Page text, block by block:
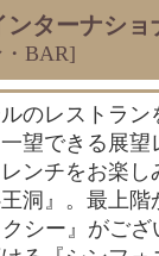
ンターナショ
BAR]
のレストラン
望できる展望
ンチをお楽し
洞』。最上
シー』がご